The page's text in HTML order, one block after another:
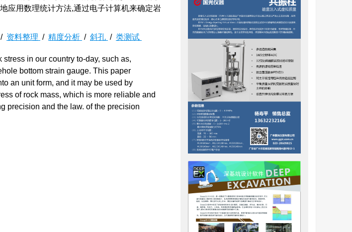
应用数理统计方法,通过电子计算机来确定岩
/ 资料整理 / 精度分析 / 斜孔 / 类测试
in our country to-day, such as,
bottom strain gauge. This paper
an unit form, and it may be used by
of rock mass, which is more reliable and
precision and the law. of the precision